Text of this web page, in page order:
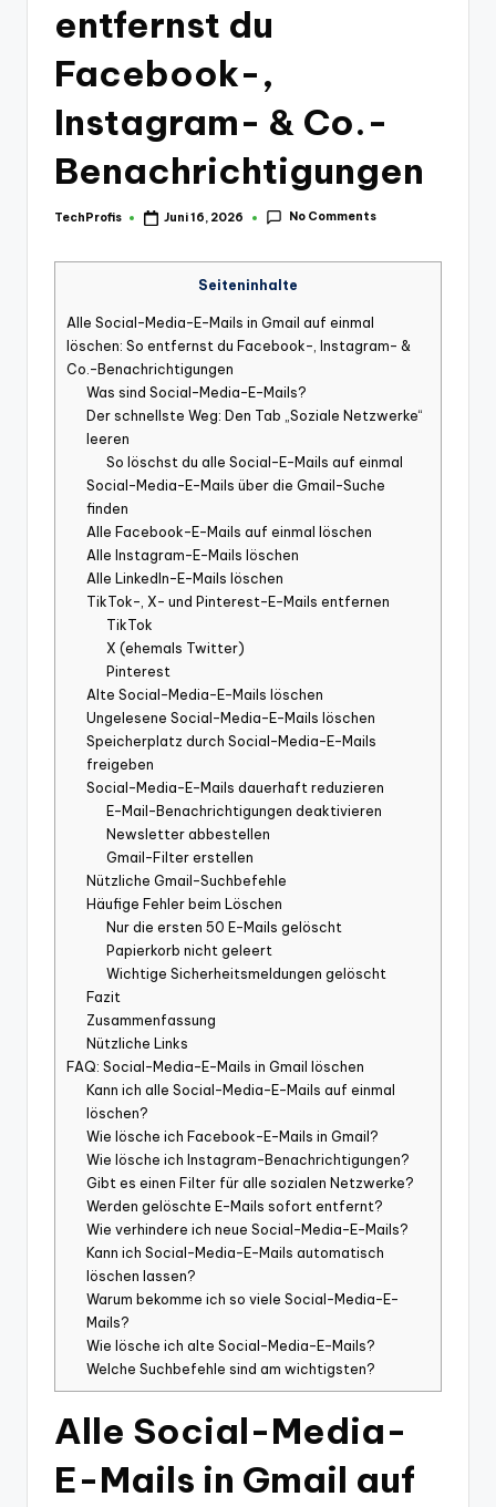
entfernst du
Facebook-,
Instagram- & Co.-
Benachrichtigungen
Posted
TechProfis Juni 16, 2026 No Comments
Seiteninhalte
Alle Social-Media-E-Mails in Gmail auf einmal
löschen: So entfernst du Facebook-, Instagram- &
Co.-Benachrichtigungen
Was sind Social-Media-E-Mails?
Der schnellste Weg: Den Tab „Soziale Netzwerke“
leeren
So löschst du alle Social-E-Mails auf einmal
Social-Media-E-Mails über die Gmail-Suche
finden
Alle Facebook-E-Mails auf einmal löschen
Alle Instagram-E-Mails löschen
Alle LinkedIn-E-Mails löschen
TikTok-, X- und Pinterest-E-Mails entfernen
TikTok
X (ehemals Twitter)
Pinterest
Alte Social-Media-E-Mails löschen
Ungelesene Social-Media-E-Mails löschen
Speicherplatz durch Social-Media-E-Mails
freigeben
Social-Media-E-Mails dauerhaft reduzieren
E-Mail-Benachrichtigungen deaktivieren
Newsletter abbestellen
Gmail-Filter erstellen
Nützliche Gmail-Suchbefehle
Häufige Fehler beim Löschen
Nur die ersten 50 E-Mails gelöscht
Papierkorb nicht geleert
Wichtige Sicherheitsmeldungen gelöscht
Fazit
Zusammenfassung
Nützliche Links
FAQ: Social-Media-E-Mails in Gmail löschen
Kann ich alle Social-Media-E-Mails auf einmal
löschen?
Wie lösche ich Facebook-E-Mails in Gmail?
Wie lösche ich Instagram-Benachrichtigungen?
Gibt es einen Filter für alle sozialen Netzwerke?
Werden gelöschte E-Mails sofort entfernt?
Wie verhindere ich neue Social-Media-E-Mails?
Kann ich Social-Media-E-Mails automatisch
löschen lassen?
Warum bekomme ich so viele Social-Media-E-
Mails?
Wie lösche ich alte Social-Media-E-Mails?
Welche Suchbefehle sind am wichtigsten?
Alle Social-Media-
E-Mails in Gmail auf